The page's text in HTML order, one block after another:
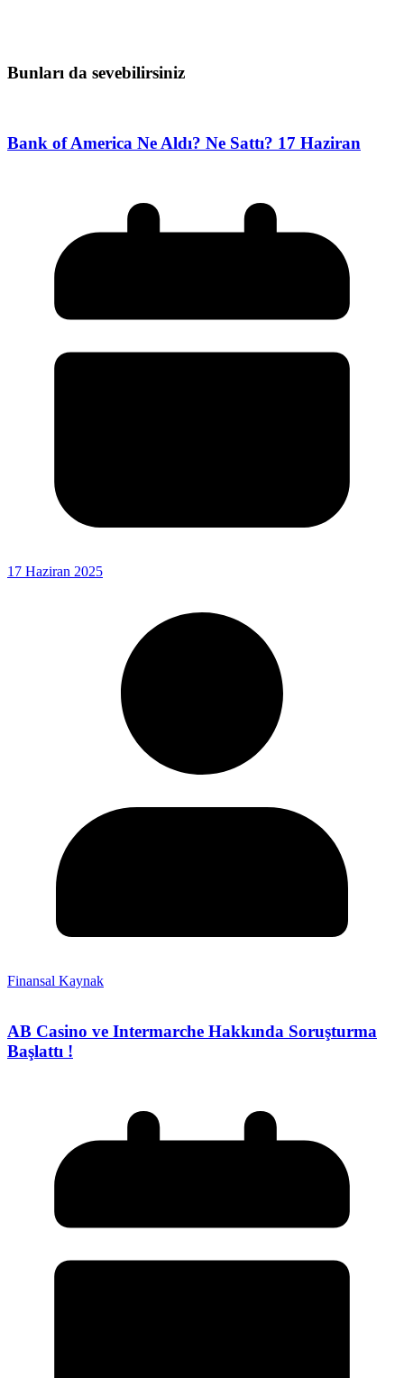
Bunları da sevebilirsiniz
Bank of America Ne Aldı? Ne Sattı? 17 Haziran
17 Haziran 2025
Finansal Kaynak
AB Casino ve Intermarche Hakkında Soruşturma
Başlattı !